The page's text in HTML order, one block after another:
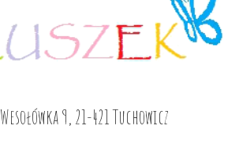
Wesołówka 9, 21-421 Tuchowicz